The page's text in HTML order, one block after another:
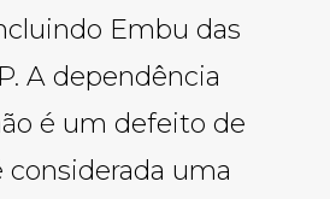
Embu das
A dependência
é um defeito de
considerada uma